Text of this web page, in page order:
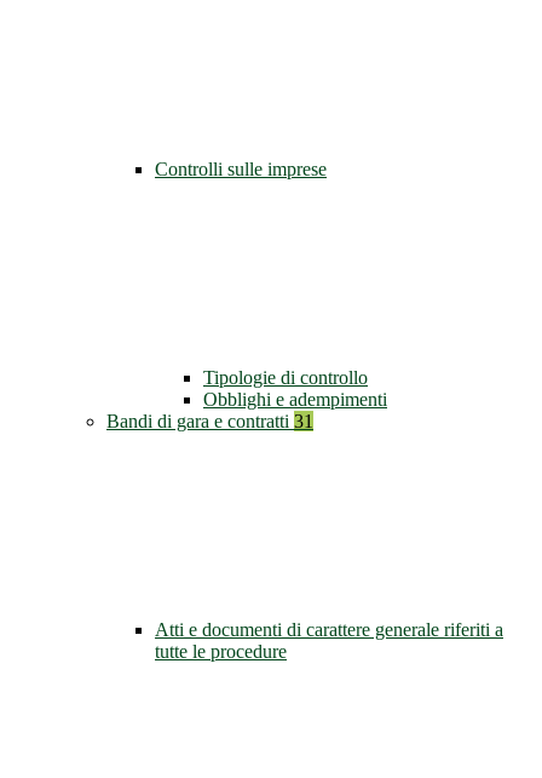
Controlli sulle imprese
Tipologie di controllo
Obblighi e adempimenti
Bandi di gara e contratti 31
Atti e documenti di carattere generale riferiti a
tutte le procedure